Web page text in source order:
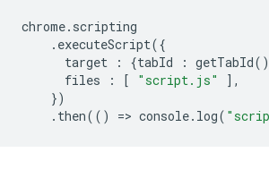
chrome. scripting
. executeScript({
target
: {tabId : getTabId
files
: [ "script.js"
],
})
. then(() => console. log(